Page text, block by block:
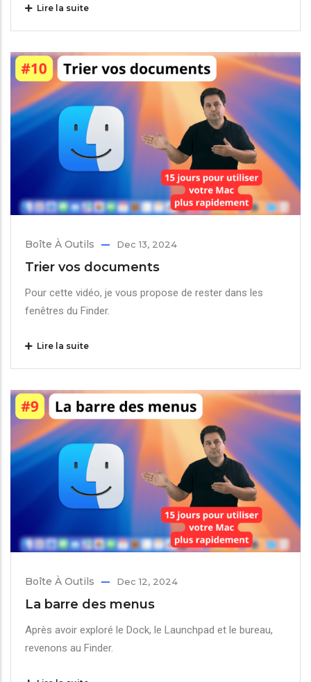
Lire la suite
Boîte À Outils Dec 13, 2024
Trier vos documents
Pour cette vidéo, je vous propose de rester dans les
fenêtres du Finder.
Lire la suite
Boîte À Outils Dec 12, 2024
La barre des menus
Après avoir exploré le Dock, le Launchpad et le bureau,
revenons au Finder.